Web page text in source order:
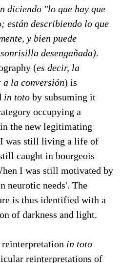
diciendo "lo que hay que
están describiendo lo que
y bien puede
desengañada).
(es decir, la
la conversión) is
in toto by subsuming it
occupying a
the new legitimating
I was still living a life of
caught in bourgeois
I was still motivated by
neurotic needs'. The
is thus identified with a
of darkness and light.
in toto
reinterpretations of